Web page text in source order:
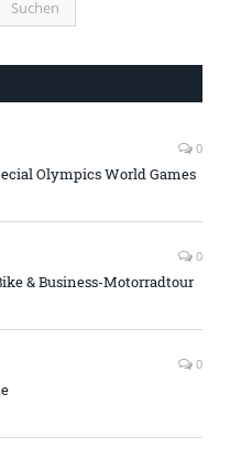
0
Olympics World Games
0
& Business-Motorradtour
0